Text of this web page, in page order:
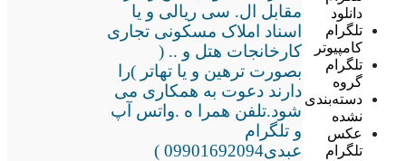
دانلود
تلگرام
کامپیوتر
تلگرام
گروه
دسته‌بندی
نشده
عکس
تلگرام
مقابل ال. سی ریالی و یا
اسناد املاک مسکونی تجاری
کارخانجات هتل و .. (
بصورت ترهین و یا تهاتر )را
دارند دعوت به همکاری می
شود.تلفن همرا ه .واتس آپ
و تلگرام
عبدی09901692094 )